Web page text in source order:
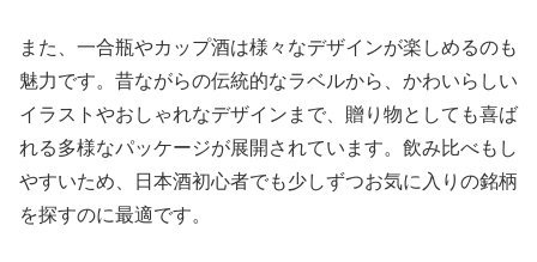
また、一合瓶やカップ酒は様々なデザインが楽しめるのも
魅力です。昔ながらの伝統的なラベルから、かわいらしい
イラストやおしゃれなデザインまで、贈り物としても喜ば
れる多様なパッケージが展開されています。飲み比べもし
やすいため、日本酒初心者でも少しずつお気に入りの銘柄
を探すのに最適です。